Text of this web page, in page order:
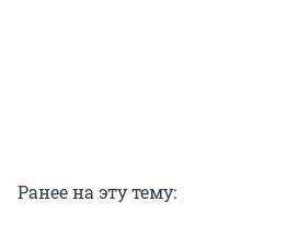
Ранее на эту тему: